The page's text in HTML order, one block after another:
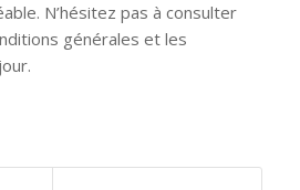
N’hésitez pas à consulter
générales et les